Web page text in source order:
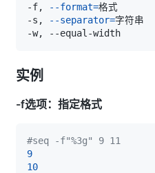
-f, --format=
-s,
--separator=字符串
实例
-f选项：指定格式
#seq -f"%3g" 9 11
9
10